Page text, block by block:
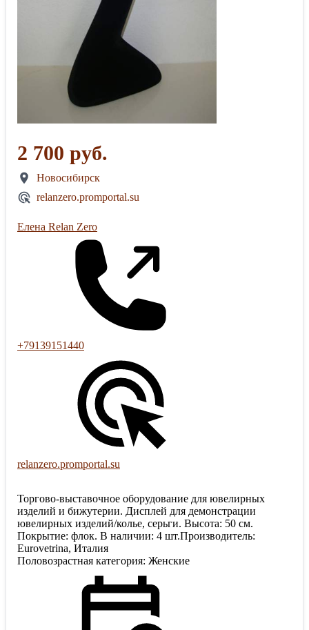
2 700 руб.
Новосибирск
relanzero.promportal.su
Елена Relan Zero
+79139151440
relanzero.promportal.su
Торгово-выставочное оборудование для ювелирных
изделий и бижутерии. Дисплей для демонстрации
ювелирных изделий/колье, серьги. Высота: 50 см.
Покрытие: флок. В наличии: 4 шт.Производитель:
Eurovetrina, Италия
Половозрастная категория: Женские